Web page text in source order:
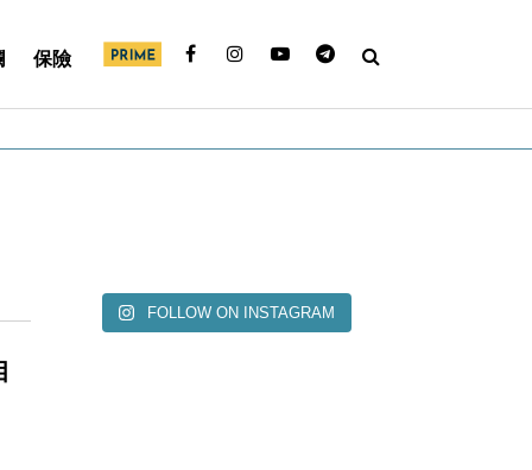
保險
FOLLOW ON INSTAGRAM